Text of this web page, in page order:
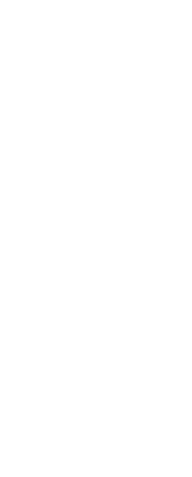
Ihrem Auswahl-
werden